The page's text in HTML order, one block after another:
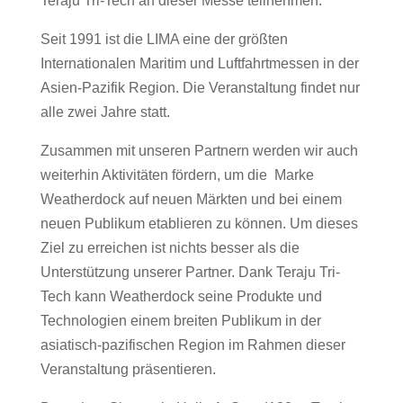
Seit 1991 ist die LIMA eine der größten
Internationalen Maritim und Luftfahrtmessen in der
Asien-Pazifik Region. Die Veranstaltung findet nur
alle zwei Jahre statt.
Zusammen mit unseren Partnern werden wir auch
weiterhin Aktivitäten fördern, um die Marke
Weatherdock auf neuen Märkten und bei einem
neuen Publikum etablieren zu können. Um dieses
Ziel zu erreichen ist nichts besser als die
Unterstützung unserer Partner. Dank Teraju Tri-
Tech kann Weatherdock seine Produkte und
Technologien einem breiten Publikum in der
asiatisch-pazifischen Region im Rahmen dieser
Veranstaltung präsentieren.